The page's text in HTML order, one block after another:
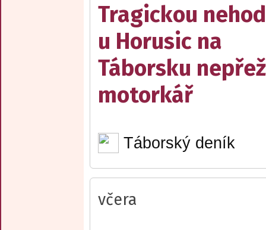
Tragickou
u Horusic na
Táborsku
motorkář
Táborský deník
včera